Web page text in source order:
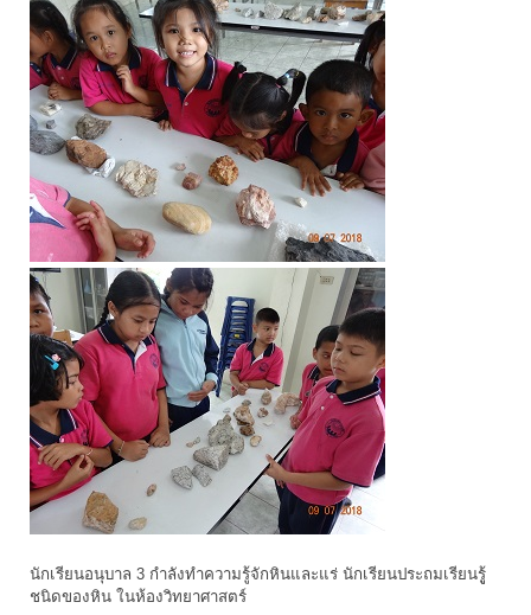
นักเรียนอนุบาล 3 กำลังทำความรู้จักหินและแร่ นักเรียนประถมเรียนรูู้
ชนิดของหิน ในห้องวิทยาศาสตร์